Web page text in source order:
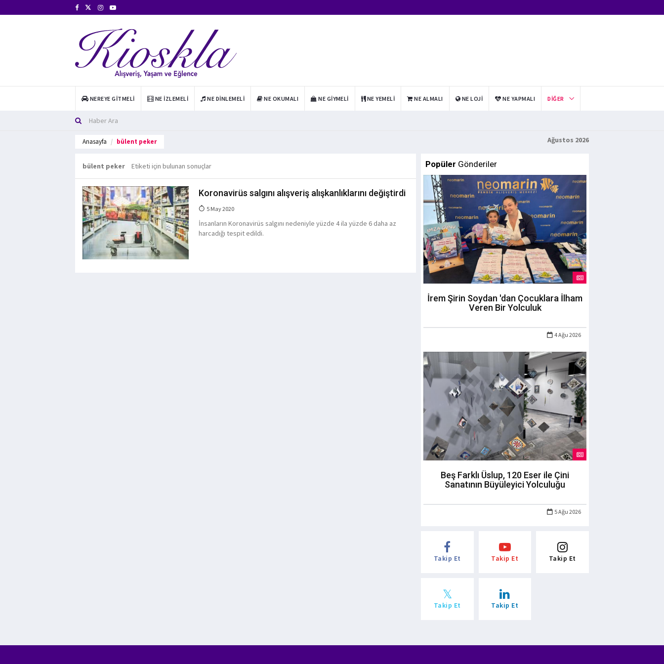
NEREYE GITMELI NE İZLEMELI NE DINLEMELI NE OKUMALI NE GIYMELI NE YEMELI NE ALMALI NE LOJI NE YAPMALI DIĞER
Anasayfa bülent peker Ağustos 2026
bülent peker Etiketi için bulunan sonuçlar
Koronavirüs salgını alışveriş alışkanlıklarını değiştirdi
5 May 2020
İnsanların Koronavirüs salgını nedeniyle yüzde 4 ila yüzde 6 daha az
harcadığı tespit edildi.
Popüler Gönderiler
İrem Şirin Soydan 'dan Çocuklara İlham
Veren Bir Yolculuk
4 Ağu 2026
Beş Farklı Üslup, 120 Eser ile Çini
Sanatının Büyüleyici Yolculuğu
5 Ağu 2026
Takip Et Takip Et Takip Et
Takip Et Takip Et